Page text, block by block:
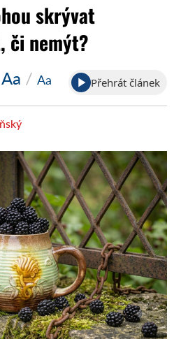
skrývat
či nemýt?
Aa / Aa Přehrát článek